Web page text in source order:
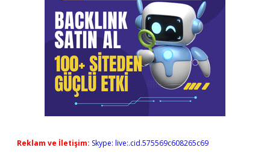
Reklam ve İletişim: Skype: live:.cid.575569c608265c69